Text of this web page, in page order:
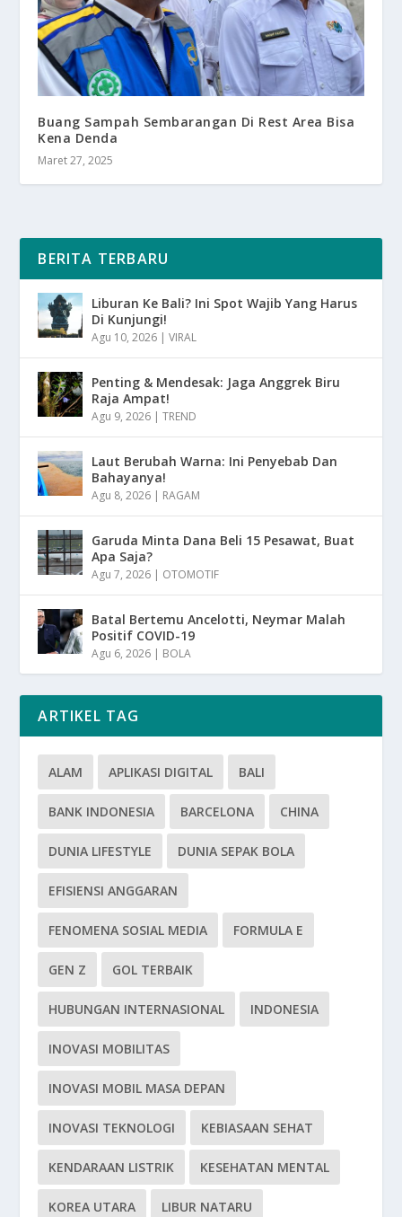
Buang Sampah Sembarangan Di Rest Area Bisa
Kena Denda
Maret 27, 2025
BERITA TERBARU
Liburan Ke Bali? Ini Spot Wajib Yang Harus
Di Kunjungi!
Agu 10, 2026 |VIRAL
Penting & Mendesak: Jaga Anggrek Biru
Raja Ampat!
Agu 9, 2026 |TREND
Laut Berubah Warna: Ini Penyebab Dan
Bahayanya!
Agu 8, 2026 | RAGAM
Garuda Minta Dana Beli 15 Pesawat, Buat
Apa Saja?
Agu 7, 2026 | OTOMOTIF
Batal Bertemu Ancelotti, Neymar Malah
Positif COVID-19
Agu 6, 2026 | BOLA
ARTIKEL TAG
ALAM APLIKASI DIGITAL BALI
BANK INDONESIA BARCELONA CHINA
DUNIA LIFESTYLE DUNIA SEPAK BOLA
EFISIENSI ANGGARAN
FENOMENA SOSIAL MEDIA FORMULA E
GEN Z GOL TERBAIK
HUBUNGAN INTERNASIONAL INDONESIA
INOVASI MOBILITAS
INOVASI MOBIL MASA DEPAN
INOVASI TEKNOLOGI KEBIASAAN SEHAT
KENDARAAN LISTRIK KESEHATAN MENTAL
KOREA UTARA LIBUR NATARU